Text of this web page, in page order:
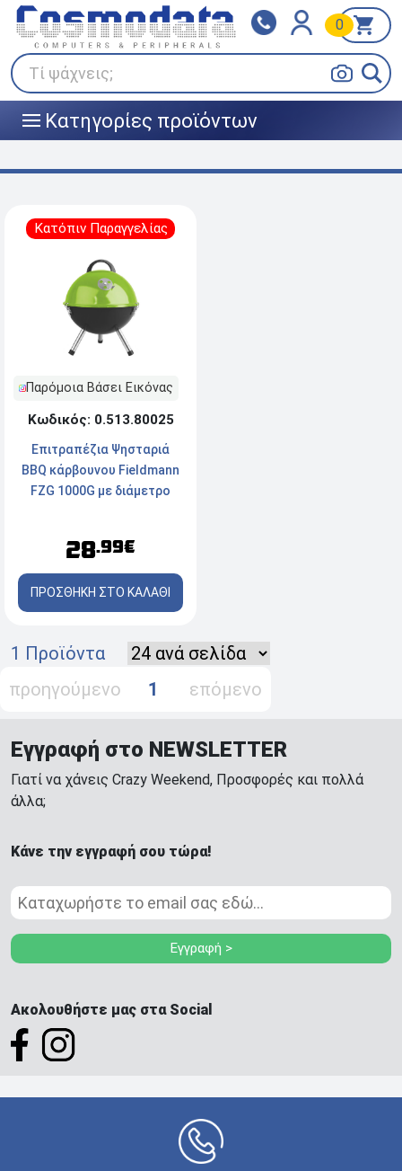
Τί ψάχνεις;
0
||| Κατηγορίες προϊόντων
Klarna
Πληρώστε σε 3
άτοκες δόσεις
BOX NOW
Κατόπιν Παραγγελίας
Παρόμοια Βάσει Εικόνας
Κωδικός: 0.513.80025
Επιτραπέζια Ψησταριά
BBQ κάρβουνου Fieldmann
FZG 1000G με διάμετρο
28.99€
ΠΡΟΣΘΗΚΗ ΣΤΟ ΚΑΛΑΘΙ
1 Προϊόντα
προηγούμενο
1 επόμενο
Εγγραφή στο NEWSLETTER
Γιατί να χάνεις Crazy Weekend, Προσφορές και πολλά
άλλα;
Κάνε την εγγραφή σου τώρα!
Εγγραφή >
Ακολουθήστε μας στα Social